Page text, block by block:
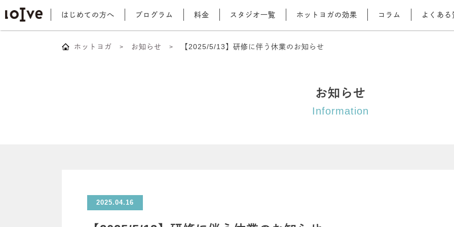
はじめての方へ プログラム 料金 スタジオ一覧 ホットヨガの効果 コラム よくある
ホットヨガ お知らせ 【2025/5/13】研修に伴う休業のお知らせ
お知らせ
Information
2025.04.16